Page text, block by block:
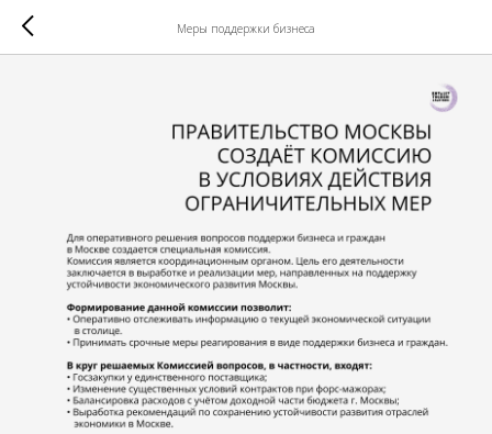
Меры поддержки бизнеса